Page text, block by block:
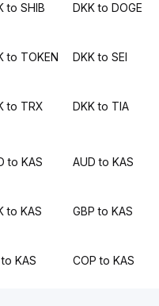
to SHIB DKK to DOGE
to TOKEN DKK to SEI
to TRX DKK to TIA
to KAS AUD to KAS
to KAS GBP to KAS
KAS COP to KAS